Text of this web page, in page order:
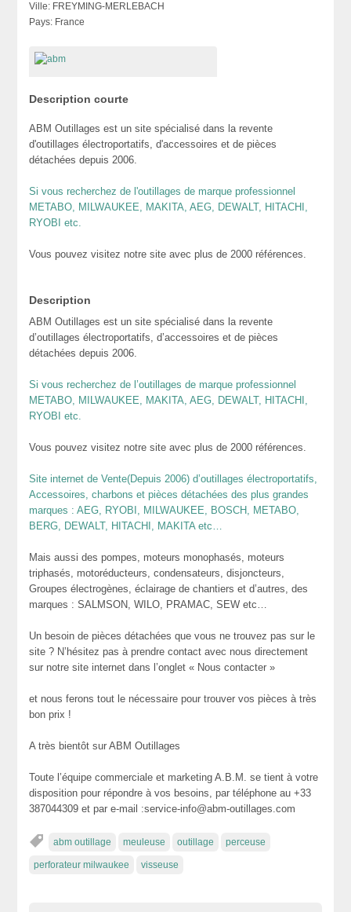
Ville: FREYMING-MERLEBACH
Pays: France
Description courte
ABM Outillages est un site spécialisé dans la revente
d'outillages électroportatifs, d'accessoires et de pièces
détachées depuis 2006.
Si vous recherchez de l'outillages de marque professionnel
METABO, MILWAUKEE, MAKITA, AEG, DEWALT, HITACHI,
RYOBI etc.
Vous pouvez visitez notre site avec plus de 2000 références.
Description
ABM Outillages est un site spécialisé dans la revente
d’outillages électroportatifs, d’accessoires et de pièces
détachées depuis 2006.
Si vous recherchez de l’outillages de marque professionnel
METABO, MILWAUKEE, MAKITA, AEG, DEWALT, HITACHI,
RYOBI etc.
Vous pouvez visitez notre site avec plus de 2000 références.
Site internet de Vente(Depuis 2006) d’outillages électroportatifs,
Accessoires, charbons et pièces détachées des plus grandes
marques : AEG, RYOBI, MILWAUKEE, BOSCH, METABO,
BERG, DEWALT, HITACHI, MAKITA etc…
Mais aussi des pompes, moteurs monophasés, moteurs
triphasés, motoréducteurs, condensateurs, disjoncteurs,
Groupes électrogènes, éclairage de chantiers et d’autres, des
marques : SALMSON, WILO, PRAMAC, SEW etc…
Un besoin de pièces détachées que vous ne trouvez pas sur le
site ? N’hésitez pas à prendre contact avec nous directement
sur notre site internet dans l’onglet « Nous contacter »
et nous ferons tout le nécessaire pour trouver vos pièces à très
bon prix !
A très bientôt sur ABM Outillages
Toute l’équipe commerciale et marketing A.B.M. se tient à votre
disposition pour répondre à vos besoins, par téléphone au +33
387044309 et par e-mail :service-info@abm-outillages.com
abm outillage meuleuse outillage perceuse
perforateur milwaukee visseuse